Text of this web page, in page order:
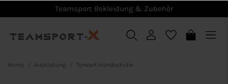
Teamsport Bekleidung & Zubehör
Home Ausrüstung Torwart Handschuhe